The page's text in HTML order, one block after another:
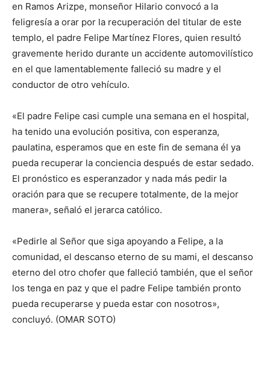
en Ramos Arizpe, monseñor Hilario convocó a la
feligresía a orar por la recuperación del titular de este
templo, el padre Felipe Martínez Flores, quien resultó
gravemente herido durante un accidente automovilístico
en el que lamentablemente falleció su madre y el
conductor de otro vehículo.
«El padre Felipe casi cumple una semana en el hospital,
ha tenido una evolución positiva, con esperanza,
paulatina, esperamos que en este fin de semana él ya
pueda recuperar la conciencia después de estar sedado.
El pronóstico es esperanzador y nada más pedir la
oración para que se recupere totalmente, de la mejor
manera», señaló el jerarca católico.
«Pedirle al Señor que siga apoyando a Felipe, a la
comunidad, el descanso eterno de su mami, el descanso
eterno del otro chofer que falleció también, que el señor
los tenga en paz y que el padre Felipe también pronto
pueda recuperarse y pueda estar con nosotros»,
concluyó. (OMAR SOTO)